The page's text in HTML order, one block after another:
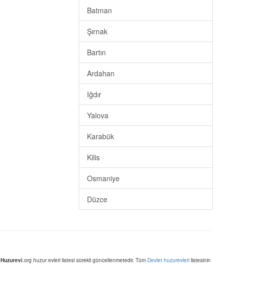
Batman
Şırnak
Bartın
Ardahan
Iğdır
Yalova
Karabük
Kilis
Osmaniye
Düzce
Huzurevi.org huzur evleri listesi sürekli güncellenmetedir. Tüm Devlet huzurevleri listesinin